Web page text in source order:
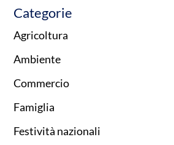
Categorie
Agricoltura
Ambiente
Commercio
Famiglia
Festività nazionali